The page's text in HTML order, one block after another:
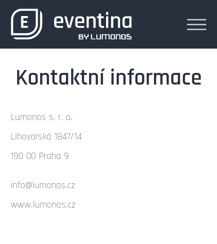
Kontaktní informace
Lumonos s. r. o.
Lihovarská 1847/14
190 00 Praha 9
info@lumonos.cz
www.lumonos.cz